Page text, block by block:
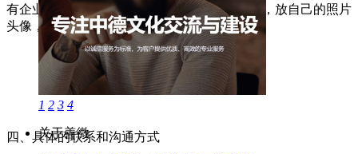
有企业办公和员工的照片，对于个人网站来说，放自己的照片
头像，也可以提高网络营销信任感。
四、具体的联系和沟通方式
1 2 3 4
关于善微